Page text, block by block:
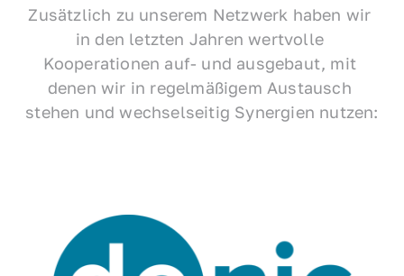
Zusätzlich zu unserem Netzwerk haben wir
in den letzten Jahren wertvolle
Kooperationen auf- und ausgebaut, mit
denen wir in regelmäßigem Austausch
stehen und wechselseitig Synergien nutzen: